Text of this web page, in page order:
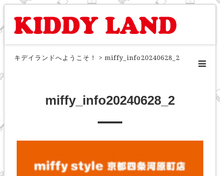
キデイランドへようこそ！ > miffy_info20240628_2
miffy_info20240628_2